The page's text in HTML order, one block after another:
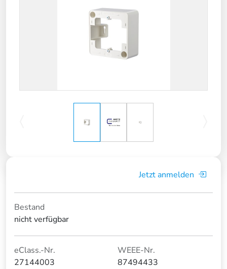
Jetzt anmelden
Bestand
nicht verfügbar
eClass.-Nr.
27144003
WEEE-Nr.
87494433